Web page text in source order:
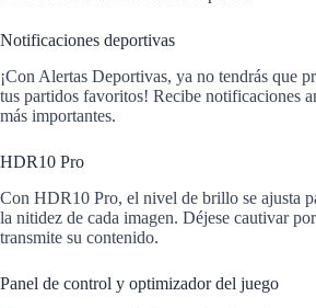
Notificaciones deportivas
¡Con Alertas Deportivas, ya no tendrás que
tus partidos favoritos! Recibe notificaciones
más importantes.
HDR10 Pro
Con HDR10 Pro, el nivel de brillo se ajusta
la nitidez de cada imagen. Déjese cautivar
transmite su contenido.
Panel de control y optimizador del juego